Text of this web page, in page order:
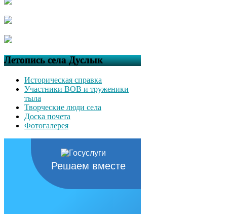
Летопись села Дуслык
Историческая справка
Участники ВОВ и труженики
тыла
Творческие люди села
Доска почета
Фотогалерея
Решаем вместе